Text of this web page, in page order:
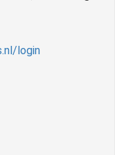
login